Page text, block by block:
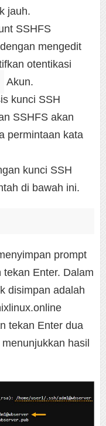
jauh.
SSHFS
mengedit
otentikasi
Akun.
kunci SSH
SSHFS akan
permintaan kata
kunci SSH
di bawah ini.
prompt
Enter. Dalam
disimpan adalah
tekan Enter dua
hasil